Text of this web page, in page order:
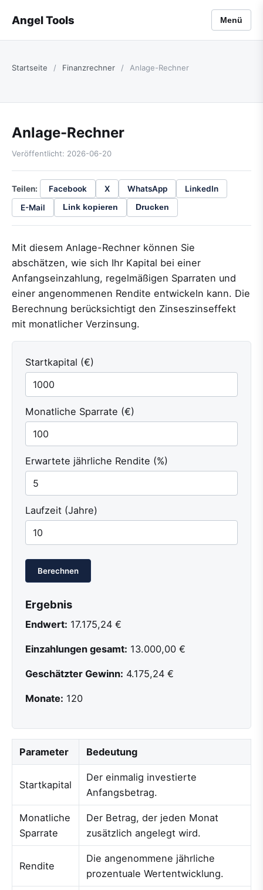
Angel Tools Menü
Startseite / Finanzrechner / Anlage-Rechner
Anlage-Rechner
Veröffentlicht: 2026-06-20
Teilen: Facebook X WhatsApp
LinkedIn
E-Mail
Link kopieren Drucken
Mit diesem Anlage-Rechner können Sie
abschätzen, wie sich Ihr Kapital bei einer
Anfangseinzahlung, regelmäßigen Sparraten und
einer angenommenen Rendite entwickeln kann. Die
Berechnung berücksichtigt den Zinseszinseffekt
mit monatlicher Verzinsung.
Startkapital (€)
Monatliche Sparrate (€)
Erwartete jährliche Rendite (%)
Laufzeit (Jahre)
Berechnen
Ergebnis
Endwert: 17.175,24 €
Einzahlungen gesamt: 13.000,00 €
Geschätzter Gewinn: 4.175,24 €
Monate: 120
Parameter Bedeutung
Startkapital
Der einmalig investierte
Anfangsbetrag.
Monatliche
Sparrate
Der Betrag, der jeden Monat
zusätzlich angelegt wird.
Rendite
Die angenommene jährliche
prozentuale Wertentwicklung.